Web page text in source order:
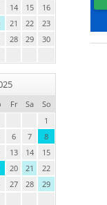
14 15
16
21 22
23
28 29
30
Fr Sa
So
1
6 7
8
13 14
15
20 21
22
27 28
29